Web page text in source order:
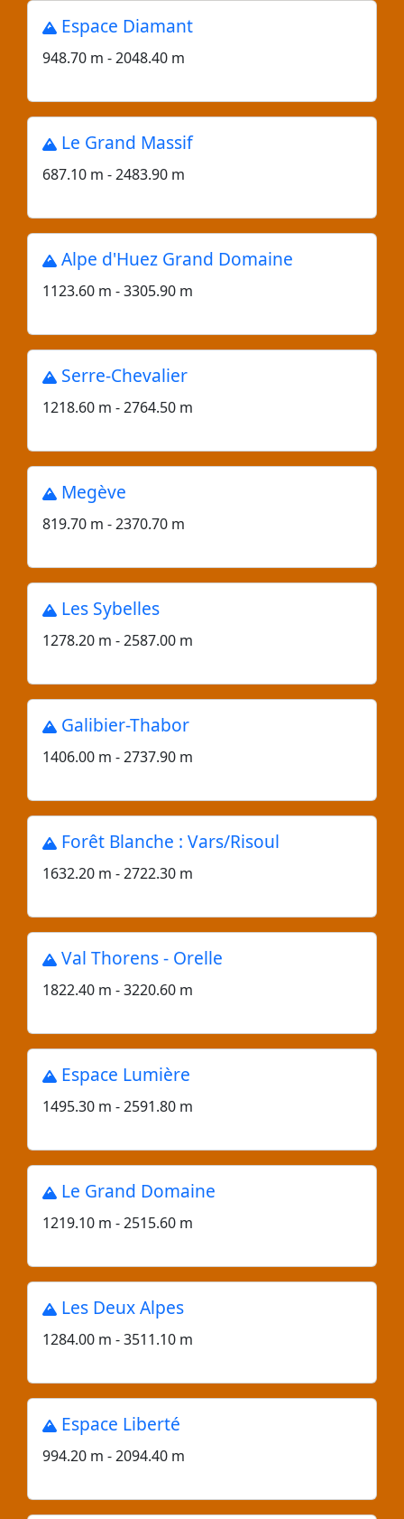
Espace Diamant
948.70 m - 2048.40 m
Le Grand Massif
687.10 m - 2483.90 m
Alpe d'Huez Grand Domaine
1123.60 m - 3305.90 m
Serre-Chevalier
1218.60 m - 2764.50 m
Megève
819.70 m - 2370.70 m
Les Sybelles
1278.20 m - 2587.00 m
Galibier-Thabor
1406.00 m - 2737.90 m
Forêt Blanche : Vars/Risoul
1632.20 m - 2722.30 m
Val Thorens - Orelle
1822.40 m - 3220.60 m
Espace Lumière
1495.30 m - 2591.80 m
Le Grand Domaine
1219.10 m - 2515.60 m
Les Deux Alpes
1284.00 m - 3511.10 m
Espace Liberté
994.20 m - 2094.40 m